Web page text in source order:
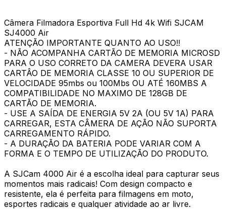
Câmera Filmadora Esportiva Full Hd 4k Wifi SJCAM
SJ4000 Air
ATENÇÃO IMPORTANTE QUANTO AO USO!!
- NÃO ACOMPANHA CARTÃO DE MEMORIA MICROSD
PARA O USO CORRETO DA CAMERA DEVERA USAR
CARTÂO DE MEMORIA CLASSE 10 OU SUPERIOR DE
VELOCIDADE 95mbs ou 100Mbs OU ATÉ 160MBS A
COMPATIBILIDADE NO MAXIMO DE 128GB DE
CARTÃO DE MEMORIA.
- USE A SAÍDA DE ENERGIA 5V 2A (OU 5V 1A) PARA
CARREGAR, ESTA CÂMERA DE AÇÃO NÃO SUPORTA
CARREGAMENTO RÁPIDO.
- A DURAÇÃO DA BATERIA PODE VARIAR COM A
FORMA E O TEMPO DE UTILIZAÇÃO DO PRODUTO.
A SJCam 4000 Air é a escolha ideal para capturar seus
momentos mais radicais! Com design compacto e
resistente, ela é perfeita para filmagens em moto,
esportes radicais e qualquer atividade ao ar livre.